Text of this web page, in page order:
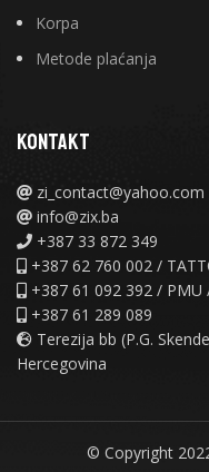
Korpa
Metode plaćanja
KONTAKT
zi_contact@yahoo.com
info@zix.ba
+387 33 872 349
+387 62 760 002 /
+387 61 092 392 / PMU
+387 61 289 089
Terezija bb (P.G.
Hercegovina
© Copyright